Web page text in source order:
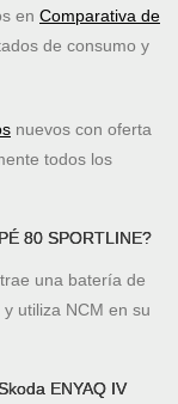
en Comparativa de
de consumo y
nuevos con oferta
todos los
80 SPORTLINE?
una batería de
utiliza NCM en su
ENYAQ IV